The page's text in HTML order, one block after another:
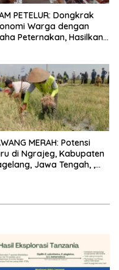
PETELUR: Dongkrak
Warga dengan
Peternakan, Hasilkan
MERAH: Potensi
di Ngrajeg, Kabupaten
Jawa Tengah, ,